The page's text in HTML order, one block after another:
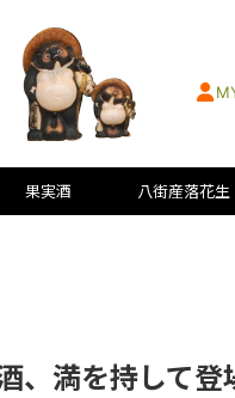
果実酒 八街産落花生
酒、満を持して